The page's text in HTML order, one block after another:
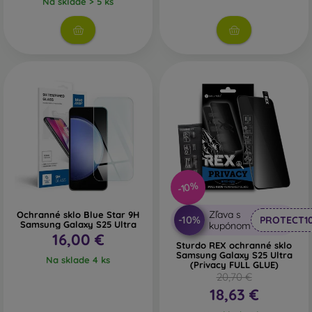
Ochranné sklo Blue Star 9H
Samsung Galaxy S25 Ultra
16,00 €
Na sklade 4 ks
-10%
-10%
Zľava s
kupónom
Sturdo REX ochranné sklo
Samsung Galaxy S25 Ultra
(Privacy FULL GLUE)
20,70 €
18,63 €